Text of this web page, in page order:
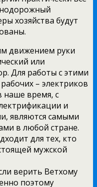
хозяйства будут
движением руки
или
Для работы с этими
– электриков
наше время, с
и
являются самыми
в любой стране.
для тех, кто
мужской
верить Ветхому
поэтому